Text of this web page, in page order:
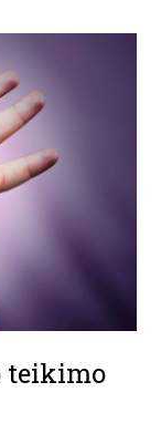
teikimo